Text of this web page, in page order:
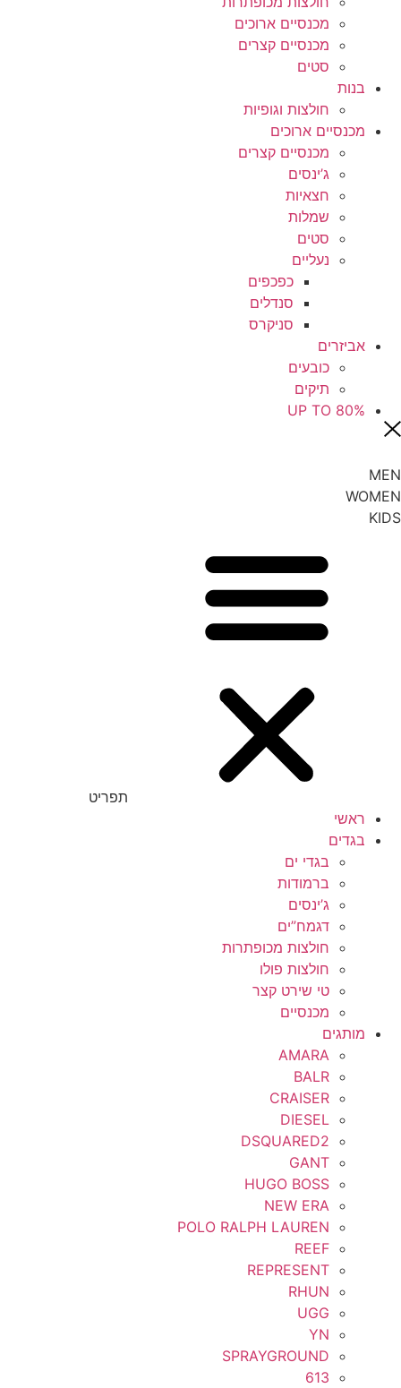
מכנסיים ארוכים
מכנסיים קצרים
סטים
בנות
חולצות וגופיות
מכנסיים ארוכים
מכנסיים קצרים
ג’ינסים
חצאיות
שמלות
סטים
נעליים
כפכפים
סנדלים
סניקרס
אביזרים
כובעים
תיקים
UP TO 80%
MEN
WOMEN
KIDS
תפריט
ראשי
בגדים
בגדי ים
ברמודות
ג’ינסים
דגמח”ים
חולצות מכופתרות
חולצות פולו
טי שירט קצר
מכנסיים
מותגים
AMARA
BALR
CRAISER
DIESEL
DSQUARED2
GANT
HUGO BOSS
NEW ERA
POLO RALPH LAUREN
REEF
REPRESENT
RHUN
UGG
YN
SPRAYGROUND
613